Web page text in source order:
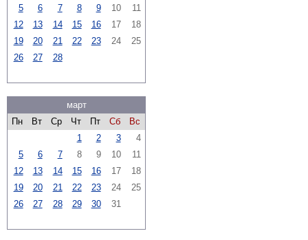
5
6 7 8 9 10
11
12
13 14 15 16 17
18
19
20 21 22 23 24
25
26
27 28
март
Пн
Вт Ср Чт Пт Сб
Вс
1
2 3
4
5
6 7 8 9 10
11
12
13 14 15 16 17
18
19
20 21 22 23 24
25
26
27 28 29 30 31